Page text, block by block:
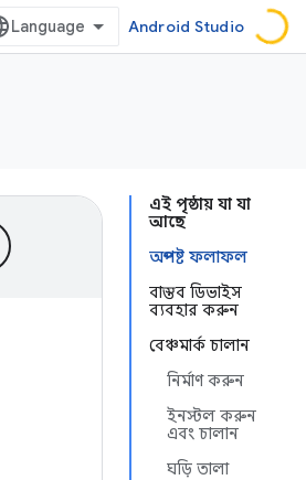
Android Studio
এই পৃষ্ঠায় যা যা
আছে
অস্পষ্ট ফলাফল
বাস্তব ডিভাইস
ব্যবহার করুন
বেঞ্চমার্ক চালান
নির্মাণ করুন
ইনস্টল করুন
এবং চালান
ঘড়ি তালা